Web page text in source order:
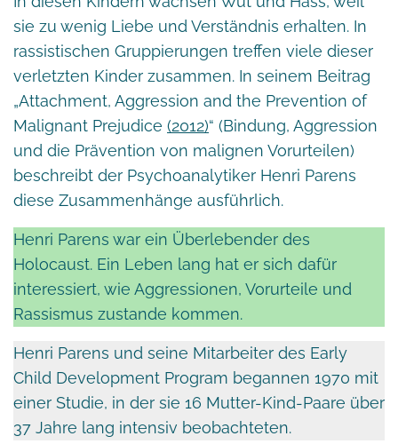
sie zu wenig Liebe und Verständnis erhalten. In
rassistischen Gruppierungen treffen viele dieser
verletzten Kinder zusammen. In seinem Beitrag
„Attachment, Aggression and the Prevention of
Malignant Prejudice (2012)“ (Bindung, Aggression
und die Prävention von malignen Vorurteilen)
beschreibt der Psychoanalytiker Henri Parens
diese Zusammenhänge ausführlich.
Henri Parens war ein Überlebender des
Holocaust. Ein Leben lang hat er sich dafür
interessiert, wie Aggressionen, Vorurteile und
Rassismus zustande kommen.
Henri Parens und seine Mitarbeiter des Early
Child Development Program begannen 1970 mit
einer Studie, in der sie 16 Mutter-Kind-Paare über
37 Jahre lang intensiv beobachteten.